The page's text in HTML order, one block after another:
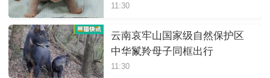
11:30
云南哀牢山国家级自然保护区
中华鬣羚母子同框出行
11:30